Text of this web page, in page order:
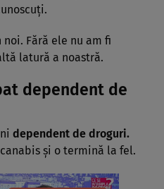
Fără ele nu am fi
latură a noastră.
dependent de
dependent de droguri.
și o termină la fel.